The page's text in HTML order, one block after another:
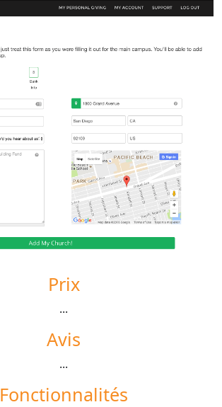
Prix
...
Avis
...
Fonctionnalités